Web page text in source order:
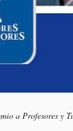
a Profesores y